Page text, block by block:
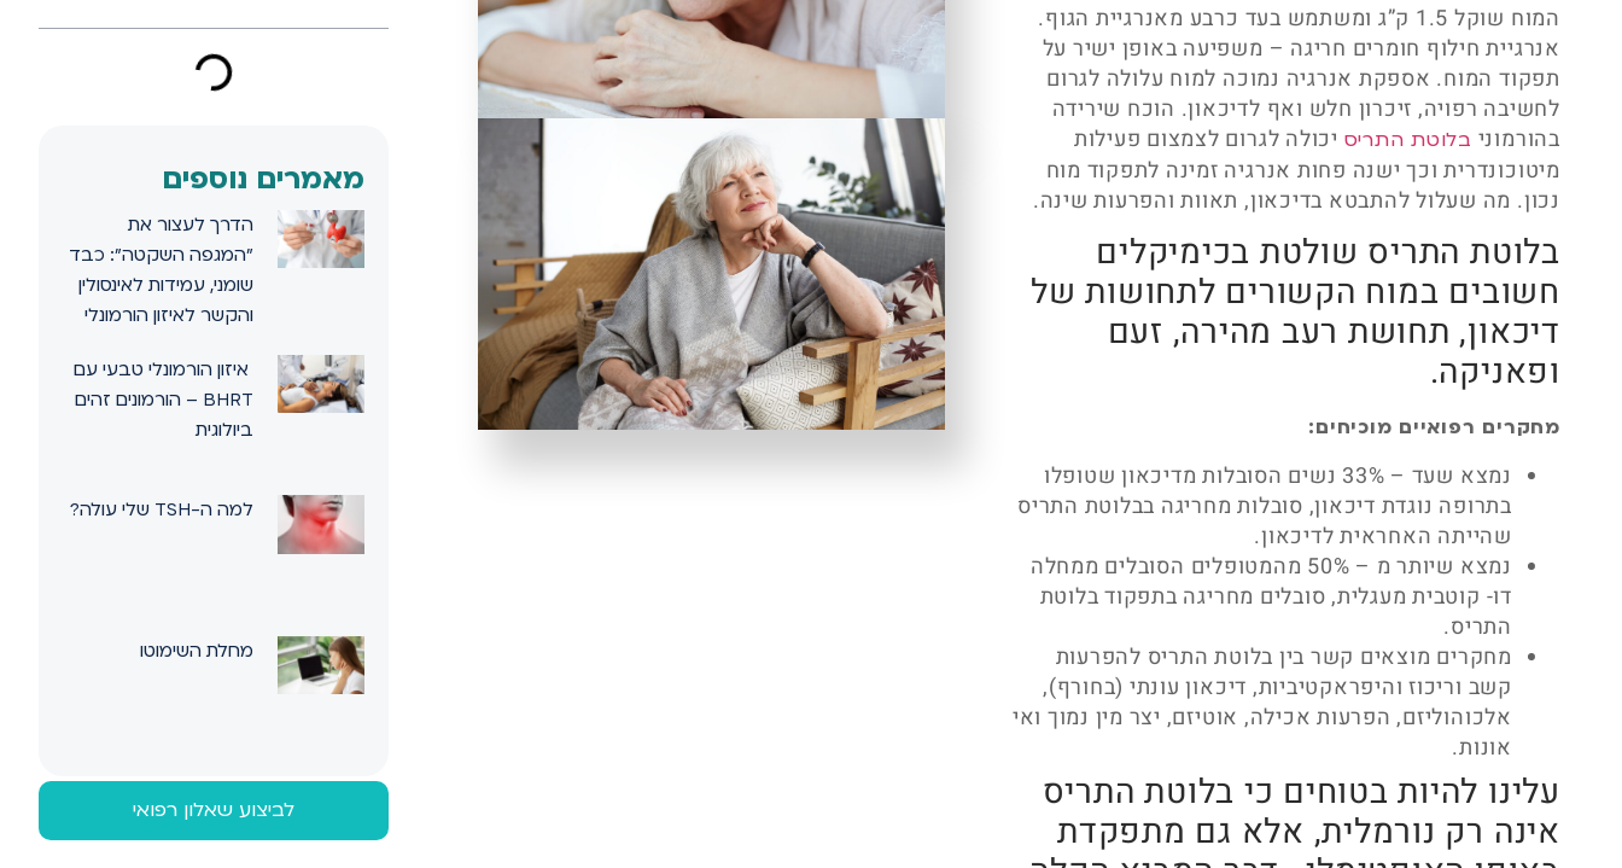
המוח שוקל 1.5 ק”ג ומשתמש בעד כרבע מאנרגיית הגוף.
אנרגיית חילוף חומרים חריגה – משפיעה באופן ישיר על
תפקוד המוח. אספקת אנרגיה נמוכה למוח עלולה לגרום
לחשיבה רפויה, זיכרון חלש ואף לדיכאון. הוכח שירידה
בהורמוני בלוטת התריס יכולה לגרום לצמצום פעילות
מיטוכונדרית וכך ישנה פחות אנרגיה זמינה לתפקוד מוח
נכון. מה שעלול להתבטא בדיכאון, תאוות והפרעות שינה.
בלוטת התריס שולטת בכימיקלים
חשובים במוח הקשורים לתחושות של
דיכאון, תחושת רעב מהירה, זעם
ופאניקה.
מחקרים רפואיים מוכיחים:
נמצא שעד – 33% נשים הסובלות מדיכאון שטופלו
בתרופה נוגדת דיכאון, סובלות מחריגה בבלוטת התריס
שהייתה האחראית לדיכאון.
נמצא שיותר מ – 50% מהמטופלים הסובלים ממחלה
דו- קוטבית מעגלית, סובלים מחריגה בתפקוד בלוטת
התריס.
מחקרים מוצאים קשר בין בלוטת התריס להפרעות
קשב וריכוז והיפראקטיביות, דיכאון עונתי (בחורף),
אלכוהוליזם, הפרעות אכילה, אוטיזם, יצר מין נמוך ואי
אונות.
עלינו להיות בטוחים כי בלוטת התריס
אינה רק נורמלית, אלא גם מתפקדת
מאמרים נוספים
הדרך לעצור את
"המגפה השקטה": כבד
שומני, עמידות לאינסולין
והקשר לאיזון הורמונלי
איזון הורמונלי טבעי עם
BHRT – הורמונים זהים
ביולוגית
למה ה-TSH שלי עולה?
מחלת השימוטו
לביצוע שאלון רפואי